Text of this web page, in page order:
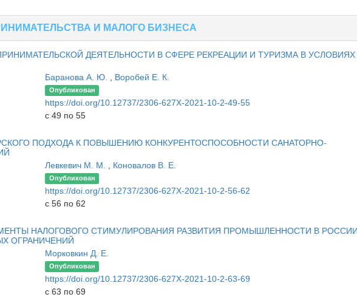
И МАЛОГО БИЗНЕСА
ДЕЯТЕЛЬНОСТИ В СФЕРЕ РЕКРЕАЦИИ И ТУРИЗМА В УСЛОВИЯХ
Баранова А. Ю.
Воробей Е. К.
Опубликован
https://doi.org/10.12737/2306-627X-2021-10-2-49-55
с 49 по 55
ПОДХОДА К ПОВЫШЕНИЮ КОНКУРЕНТОСПОСОБНОСТИ САНАТОРНО-
Левкевич М. М.
Коновалов В. Е.
Опубликован
https://doi.org/10.12737/2306-627X-2021-10-2-56-62
с 56 по 62
НАЛОГОВОГО СТИМУЛИРОВАНИЯ РАЗВИТИЯ ПРОМЫШЛЕННОСТИ В
ОГРАНИЧЕНИЙ
Морковкин Д. Е.
Опубликован
https://doi.org/10.12737/2306-627X-2021-10-2-63-69
с 63 по 69